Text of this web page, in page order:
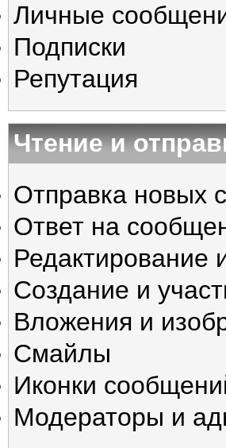
Личные
Подписки
Репутация
Чтение и
Отправка новых
Ответ на
Редактирование
Создание и
Вложения и
Смайлы
Иконки
Модераторы и